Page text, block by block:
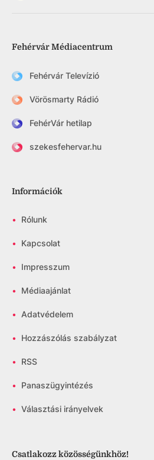
Fehérvár Médiacentrum
Fehérvár Televízió
Vörösmarty Rádió
FehérVár hetilap
szekesfehervar.hu
Információk
• Rólunk
• Kapcsolat
• Impresszum
• Médiaajánlat
• Adatvédelem
• Hozzászólás szabályzat
• RSS
• Panaszügyintézés
• Választási irányelvek
Csatlakozz közösségünkhöz!